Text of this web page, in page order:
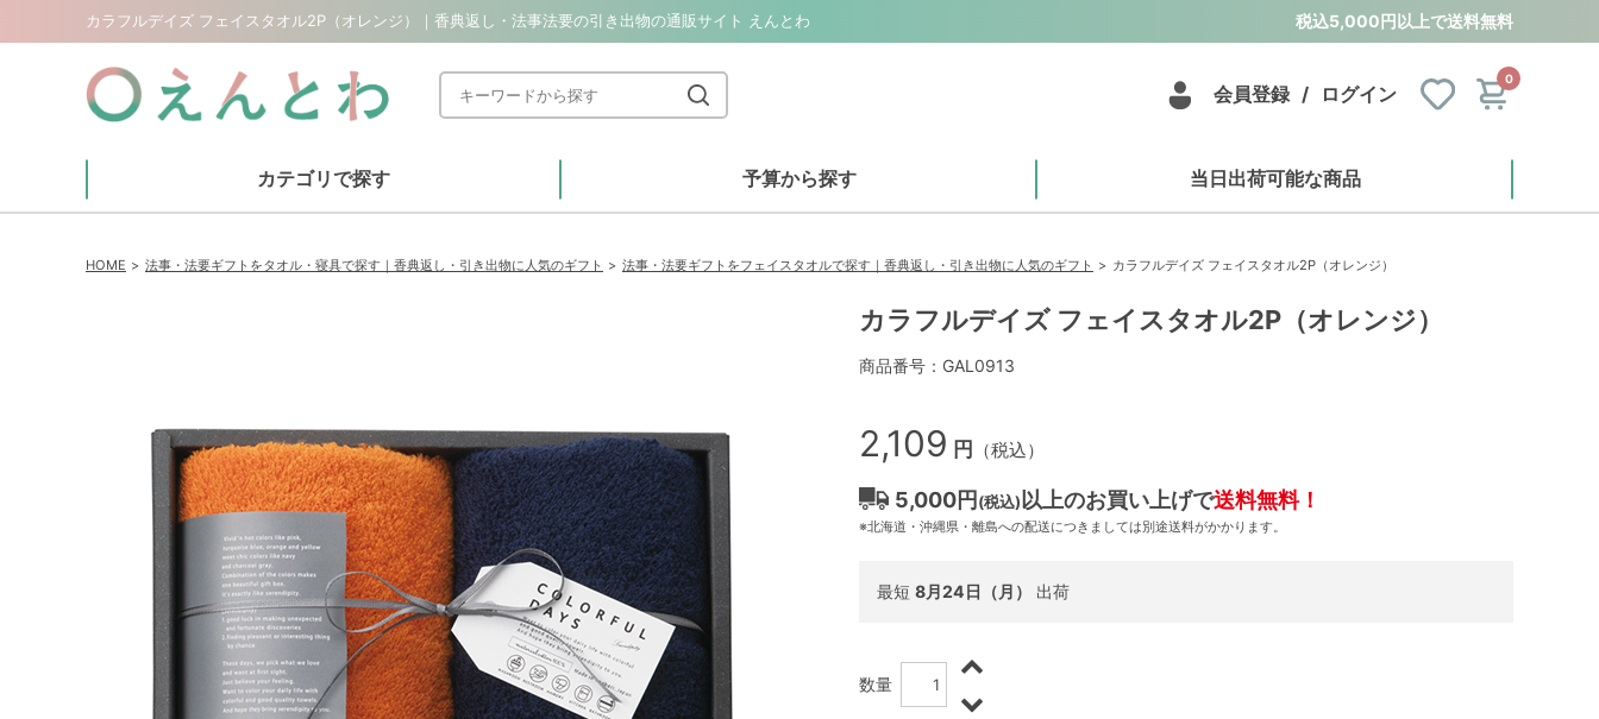
カラフルデイズ フェイスタオル2P（オレンジ）｜香典返し・法事法要の引き出物の通販サイト えんとわ 税込5,000円以上で送料無料
会員登録 / ログイン
0
カテゴリで探す 予算から探す 当日出荷可能な商品
HOME 法事・法要ギフトをタオル・寝具で探す｜香典返し・引き出物に人気のギフト 法事・法要ギフトをフェイスタオルで探す｜香典返し・引き出物に人気のギフト カラフルデイズ フェイスタオル2P（オレンジ）
カラフルデイズ フェイスタオル2P（オレンジ）
商品番号：GAL0913
2,109 円 （税込）
5,000円 (税込) 以上のお買い上げで送料無料！
※北海道・沖縄県・離島への配送につきましては別途送料がかかります。
最短 8月24日（月） 出荷
数量